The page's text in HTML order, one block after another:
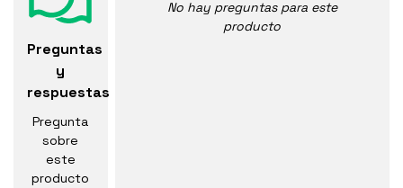
Preguntas
y
respuestas
Pregunta
sobre
este
producto
No hay preguntas para este
producto